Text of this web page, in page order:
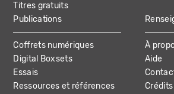
Titres gratuits
Publications
Coffrets numériques
Digital Boxsets
Essais
Ressources et références
À
Aide
Crédits